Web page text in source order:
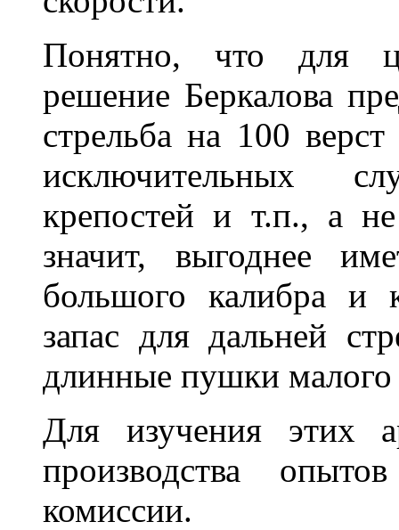
Понятно, что для
решение Беркалова
стрельба на 100
исключительных
крепостей и т.п., а
значит, выгоднее
большого калибра и
запас для дальней
длинные пушки малого
Для изучения этих
производства
комиссии.